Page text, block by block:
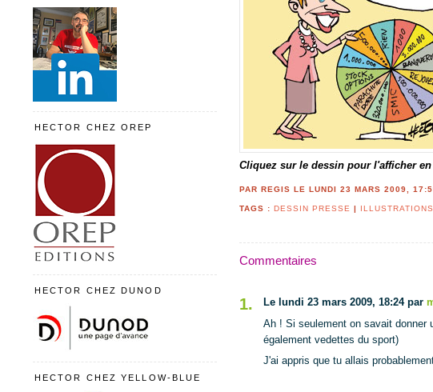
Cliquez sur le dessin pour l'afficher
PAR REGIS LE LUNDI 23 MARS 2009,
TAGS : DESSIN PRESSE | ILLUSTRATIONS
Commentaires
1. Le lundi 23 mars 2009, 18:24 par
Ah ! Si seulement on savait donner
également vedettes du sport)
J'ai appris que tu allais
HECTOR CHEZ OREP
HECTOR CHEZ DUNOD
HECTOR CHEZ YELLOW-BLUE